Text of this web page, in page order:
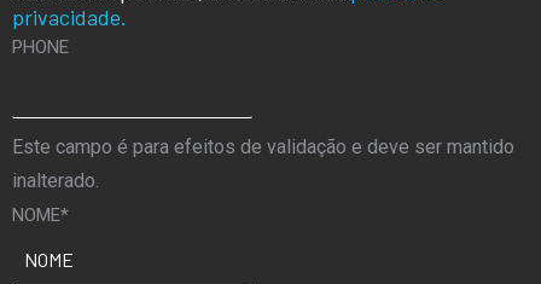
privacidade.
PHONE
Este campo é para efeitos de validação e deve ser mantido
inalterado.
NOME*